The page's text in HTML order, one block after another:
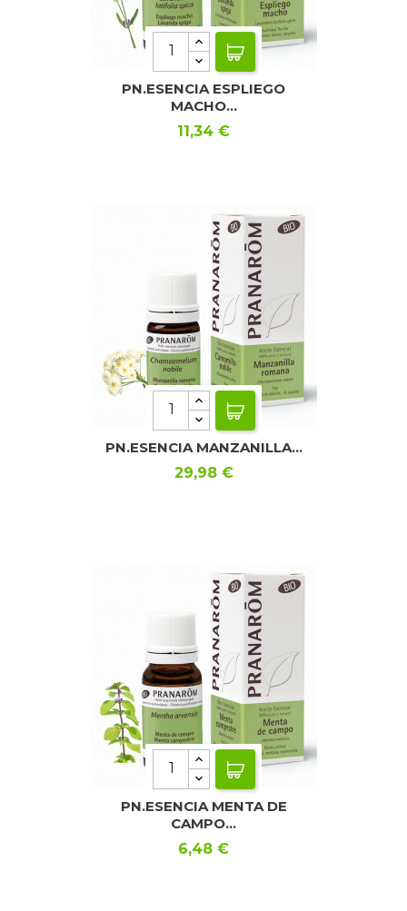
PN.ESENCIA ESPLIEGO
MACHO...
Precio
11,34 €
PN.ESENCIA MANZANILLA...
Precio
29,98 €
PN.ESENCIA MENTA DE
CAMPO...
Precio
6,48 €